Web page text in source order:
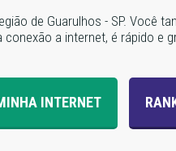
de Guarulhos - SP. Você
a internet, é rápido e
INTERNET